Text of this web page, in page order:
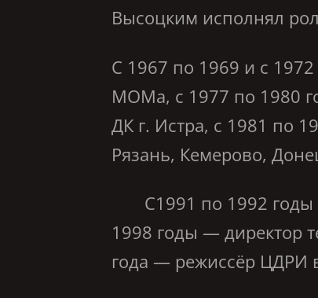
Высоцким исполнял
С 1967 по 1969 и с
МОМа, с 1977 по 1980
ДК г. Истра, с 1981 по
Рязань, Кемерово,
С1991 по 1992 годы
1998 годы — директор
года — режиссёр ЦДРИ